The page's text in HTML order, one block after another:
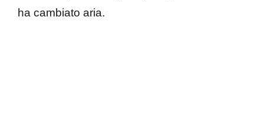
ha cambiato aria.